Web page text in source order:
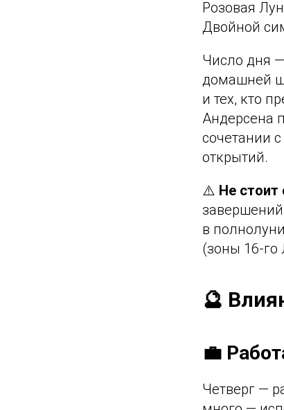
Розовая
Двойной
Число дня —
домашней
и тех, кто
Андерсена
сочетании
открытий.
⚠️ Не стоит
в
(зоны 16-го
🔮
💼
Четверг —